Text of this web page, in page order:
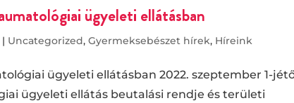
ügyeleti ellátásban
| Uncategorized,Gyermeksebészet hírek, Híreink
ügyeleti ellátásban 2022. szeptember 1-
ügyeleti ellátás beutalási rendje és területi